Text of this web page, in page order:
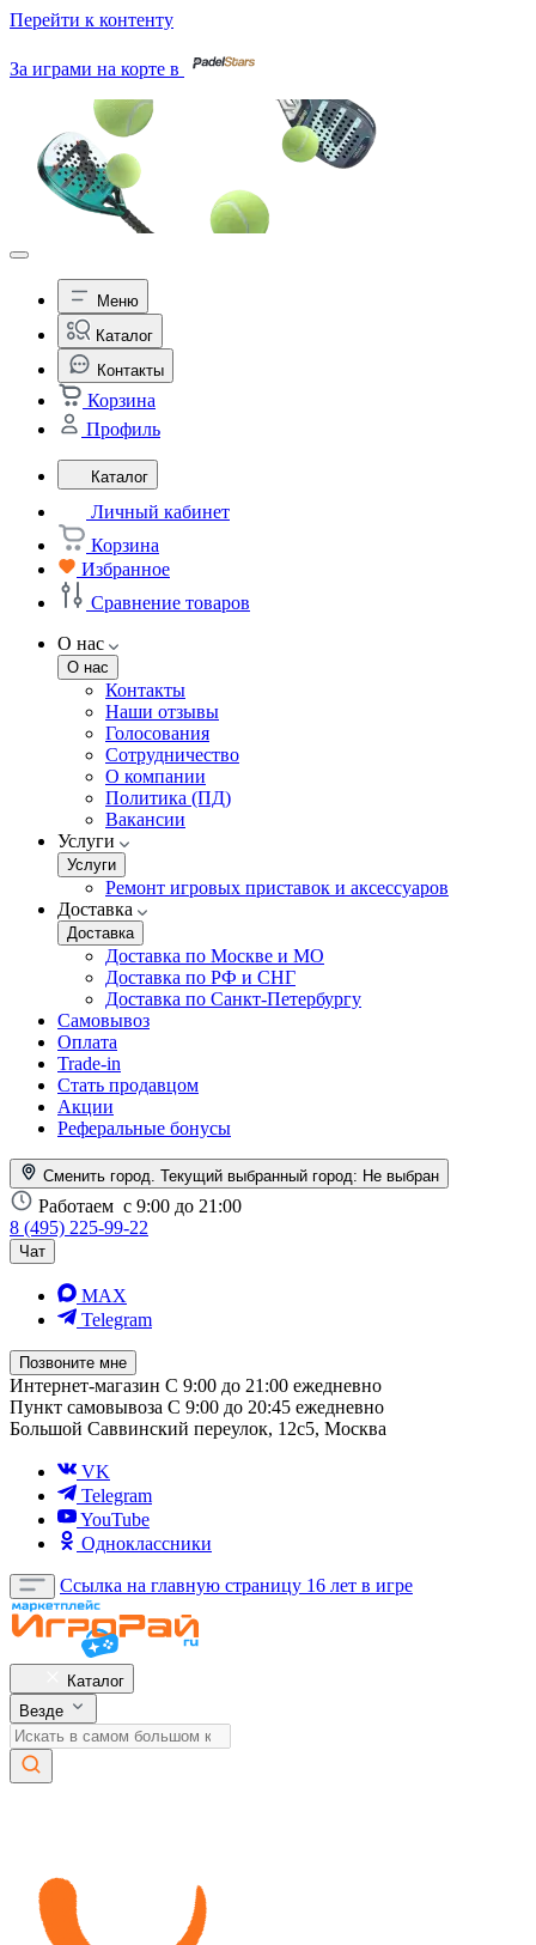
Перейти к контенту
За играми на корте в
Меню
Каталог
Контакты
Корзина
Профиль
Каталог
Личный кабинет
Корзина
Избранное
Сравнение товаров
О нас
О нас
Контакты
Наши отзывы
Голосования
Сотрудничество
О компании
Политика (ПД)
Вакансии
Услуги
Услуги
Ремонт игровых приставок и аксессуаров
Доставка
Доставка
Доставка по Москве и МО
Доставка по РФ и СНГ
Доставка по Санкт-Петербургу
Самовывоз
Оплата
Trade-in
Стать продавцом
Акции
Реферальные бонусы
Сменить город. Текущий выбранный город: Не выбран
Работаем с 9:00 до 21:00
8 (495) 225-99-22
Чат
MAX
Telegram
Позвоните мне
Интернет-магазин С 9:00 до 21:00 ежедневно
Пункт самовывоза С 9:00 до 20:45 ежедневно
Большой Саввинский переулок, 12с5, Москва
VK
Telegram
YouTube
Одноклассники
Ссылка на главную страницу 16 лет в игре
Каталог
Везде